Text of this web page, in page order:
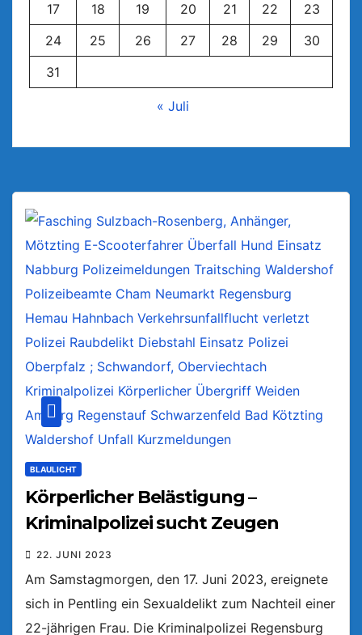
17
18 19 20 21 22
23
24
25 26 27 28 29
30
31
« Juli
BLAULICHT
Körperlicher Belästigung –
Kriminalpolizei sucht Zeugen
22. JUNI 2023
Am Samstagmorgen, den 17. Juni 2023, ereignete
sich in Pentling ein Sexualdelikt zum Nachteil einer
22-jährigen Frau. Die Kriminalpolizei Regensburg